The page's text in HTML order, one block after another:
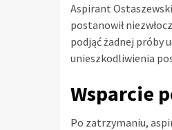
Aspirant
postanowił
podjąć żadnej próby
unieszkodliwienia
Wsparcie
Po zatrzymaniu,